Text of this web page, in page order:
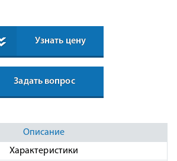
Узнать цену
Задать вопрос
Описание
Характеристики